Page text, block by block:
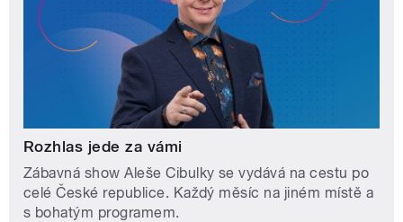
Rozhlas jede za vámi
Zábavná show Aleše Cibulky se vydává na cestu po
celé České republice. Každý měsíc na jiném místě a
s bohatým programem.